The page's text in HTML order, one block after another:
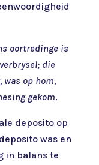
oortredinge is
die
op hom,
gekom.
deposito op
was en
in balans te